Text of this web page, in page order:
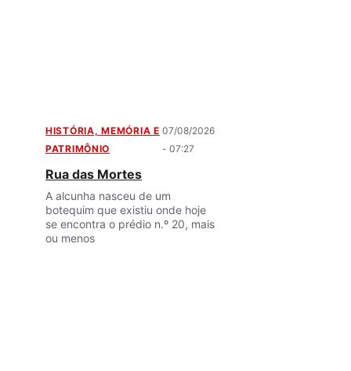
HISTÓRIA, MEMÓRIA E
PATRIMÔNIO
07/08/2026
- 07:27
Rua das Mortes
A alcunha nasceu de um
botequim que existiu onde hoje
se encontra o prédio n.º 20, mais
ou menos